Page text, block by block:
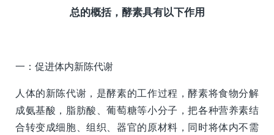
总的概括，酵素具有以下作用
一：促进体内新陈代谢
人体的新陈代谢，是酵素的工作过程，酵素将食物分解
成氨基酸，脂肪酸、葡萄糖等小分子，把各种营养素结
合转变成细胞、组织、器官的原材料，同时将体内不需